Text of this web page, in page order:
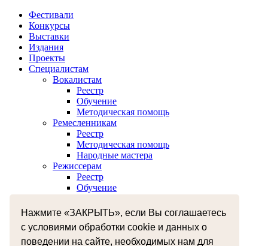
Нажмите «ЗАКРЫТЬ», если Вы соглашаетесь
с условиями обработки cookie и данных о
поведении на сайте, необходимых нам для
Фестивали
Конкурсы
Выставки
Издания
Проекты
Специалистам
Вокалистам
Реестр
Обучение
Методическая помощь
Ремесленникам
Реестр
Методическая помощь
Народные мастера
Режиссерам
Реестр
Обучение
Реестр
Музыкантам
Реестр